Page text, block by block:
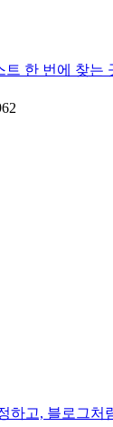
트 한 번에 찾는
하고, 블로그처